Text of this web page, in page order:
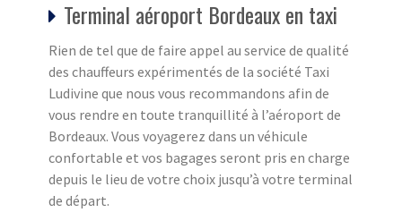
Terminal aéroport Bordeaux en taxi
Rien de tel que de faire appel au service de qualité
des chauffeurs expérimentés de la société Taxi
Ludivine que nous vous recommandons afin de
vous rendre en toute tranquillité à l’aéroport de
Bordeaux. Vous voyagerez dans un véhicule
confortable et vos bagages seront pris en charge
depuis le lieu de votre choix jusqu’à votre terminal
de départ.